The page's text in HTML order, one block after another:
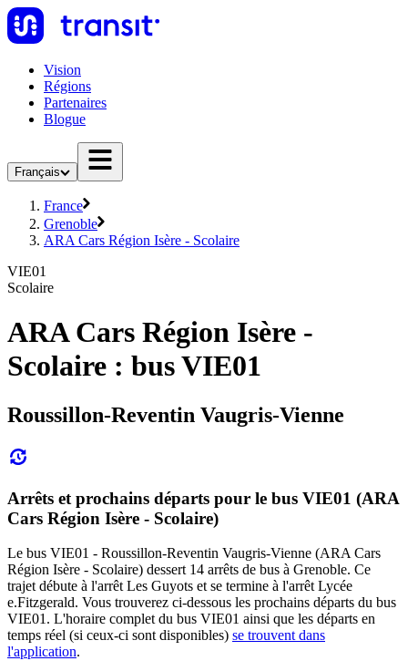
Vision
Régions
Partenaires
Blogue
Français
France
Grenoble
ARA Cars Région Isère - Scolaire
VIE01
Scolaire
ARA Cars Région Isère -
Scolaire : bus VIE01
Roussillon-Reventin Vaugris-Vienne
Arrêts et prochains départs pour le bus VIE01 (ARA
Cars Région Isère - Scolaire)
Le bus VIE01 - Roussillon-Reventin Vaugris-Vienne (ARA Cars
Région Isère - Scolaire) dessert 14 arrêts de bus à Grenoble. Ce
trajet débute à l'arrêt Les Guyots et se termine à l'arrêt Lycée
e.Fitzgerald. Vous trouverez ci-dessous les prochains départs du bus
VIE01. L'horaire complet du bus VIE01 ainsi que les départs en
temps réel (si ceux-ci sont disponibles) se trouvent dans
l'application.